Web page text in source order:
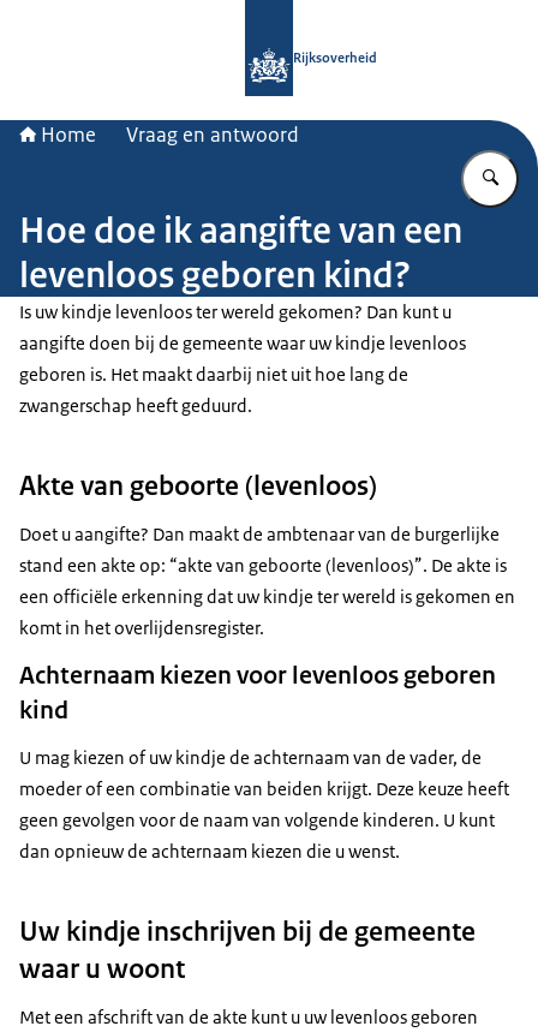
Rijksoverheid
Home Vraag en antwoord
Hoe doe ik aangifte van een
levenloos geboren kind?
Is uw kindje levenloos ter wereld gekomen? Dan kunt u
aangifte doen bij de gemeente waar uw kindje levenloos
geboren is. Het maakt daarbij niet uit hoe lang de
zwangerschap heeft geduurd.
Akte van geboorte (levenloos)
Doet u aangifte? Dan maakt de ambtenaar van de burgerlijke
stand een akte op: “akte van geboorte (levenloos)”. De akte is
een officiële erkenning dat uw kindje ter wereld is gekomen en
komt in het overlijdensregister.
Achternaam kiezen voor levenloos geboren
kind
U mag kiezen of uw kindje de achternaam van de vader, de
moeder of een combinatie van beiden krijgt. Deze keuze heeft
geen gevolgen voor de naam van volgende kinderen. U kunt
dan opnieuw de achternaam kiezen die u wenst.
Uw kindje inschrijven bij de gemeente
waar u woont
Met een afschrift van de akte kunt u uw levenloos geboren